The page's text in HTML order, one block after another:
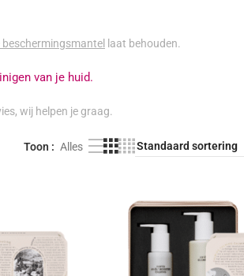
laat behouden.
van je huid.
wij helpen je graag.
Toon Alles